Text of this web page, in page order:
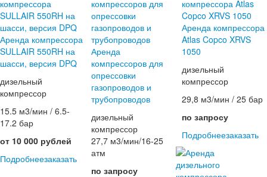
Аренда компрессора
SULLAIR 550RH на
шасси, версия DPQ
дизельный
компрессор
15.5 м3/мин / 6.5-
17.2 бар
от 10 000 рублей
Подробнеезаказать
Аренда
компрессоров для
опрессовки
газопроводов и
трубопроводов
дизельный
компрессор
27,7 м3/мин/16-25
атм
по запросу
Аренда компрессора
Atlas Copco XRVS
1050
дизельный
компрессор
29,8 м3/мин / 25 бар
по запросу
Подробнеезаказать